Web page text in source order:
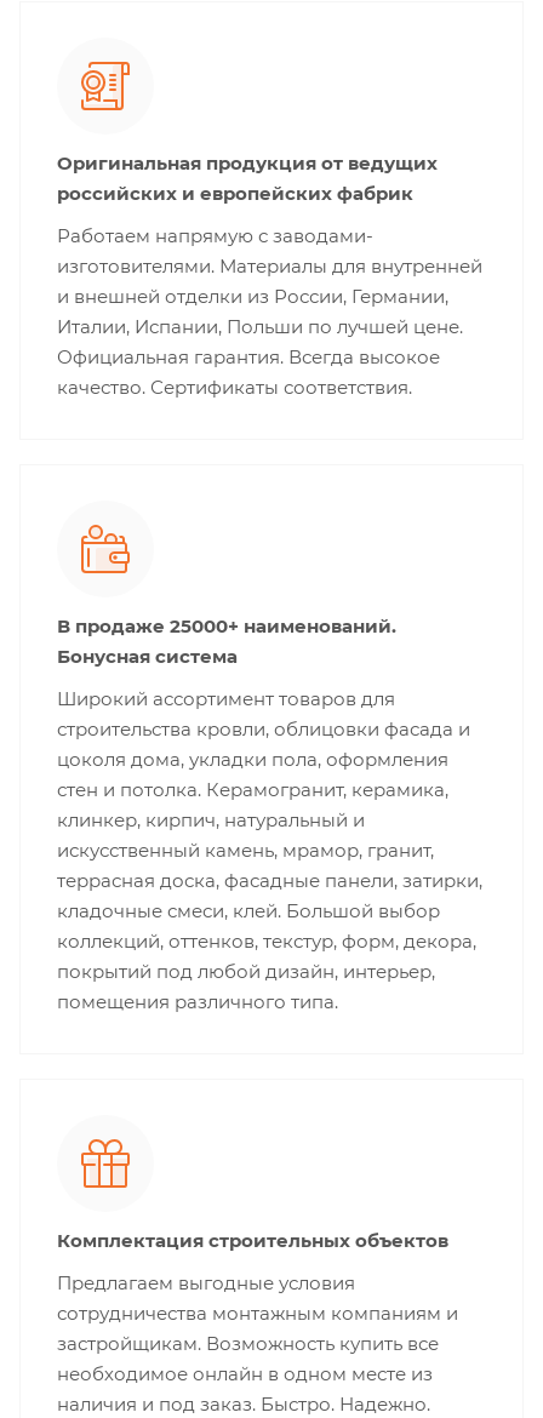
Оригинальная продукция от ведущих
российских и европейских фабрик
Работаем напрямую с заводами-
изготовителями. Материалы для внутренней
и внешней отделки из России, Германии,
Италии, Испании, Польши по лучшей цене.
Официальная гарантия. Всегда высокое
качество. Сертификаты соответствия.
В продаже 25000+ наименований.
Бонусная система
Широкий ассортимент товаров для
строительства кровли, облицовки фасада и
цоколя дома, укладки пола, оформления
стен и потолка. Керамогранит, керамика,
клинкер, кирпич, натуральный и
искусственный камень, мрамор, гранит,
террасная доска, фасадные панели, затирки,
кладочные смеси, клей. Большой выбор
коллекций, оттенков, текстур, форм, декора,
покрытий под любой дизайн, интерьер,
помещения различного типа.
Комплектация строительных объектов
Предлагаем выгодные условия
сотрудничества монтажным компаниям и
застройщикам. Возможность купить все
необходимое онлайн в одном месте из
наличия и под заказ. Быстро. Надежно.